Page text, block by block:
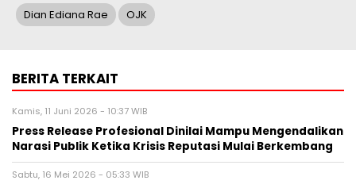
Dian Ediana Rae OJK
BERITA TERKAIT
Kamis, 11 Juni 2026 - 10:37 WIB
Press Release Profesional Dinilai Mampu Mengendalikan
Narasi Publik Ketika Krisis Reputasi Mulai Berkembang
Sabtu, 16 Mei 2026 - 05:33 WIB